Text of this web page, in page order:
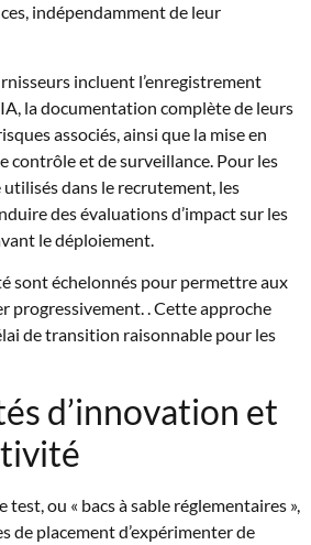
indépendamment de leur
incluent l’enregistrement
la documentation complète de leurs
associés, ainsi que la mise en
contrôle et de surveillance. Pour les
dans le recrutement, les
des évaluations d’impact sur les
le déploiement.
sont échelonnés pour permettre aux
progressivement. . Cette approche
de transition raisonnable pour les
d’innovation et
ou « bacs à sable réglementaires »,
de placement d’expérimenter de